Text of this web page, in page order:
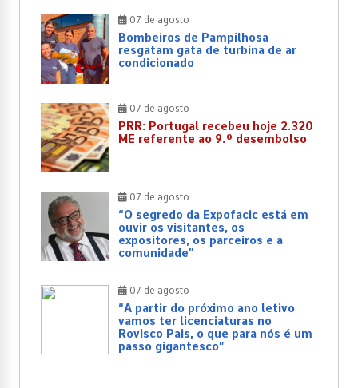
07 de agosto
Bombeiros de Pampilhosa
resgatam gata de turbina de ar
condicionado
07 de agosto
PRR: Portugal recebeu hoje 2.320
ME referente ao 9.º desembolso
07 de agosto
“O segredo da Expofacic está em
ouvir os visitantes, os
expositores, os parceiros e a
comunidade”
07 de agosto
“A partir do próximo ano letivo
vamos ter licenciaturas no
Rovisco Pais, o que para nós é um
passo gigantesco”